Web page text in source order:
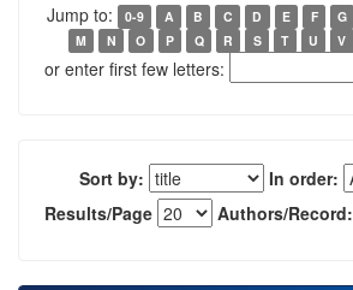
Jump to: 0-9 A B C D E F G
M
N O P Q R S T U V
or enter first few letters:
Sort by:
In order:
Results/Page
Authors/Record: